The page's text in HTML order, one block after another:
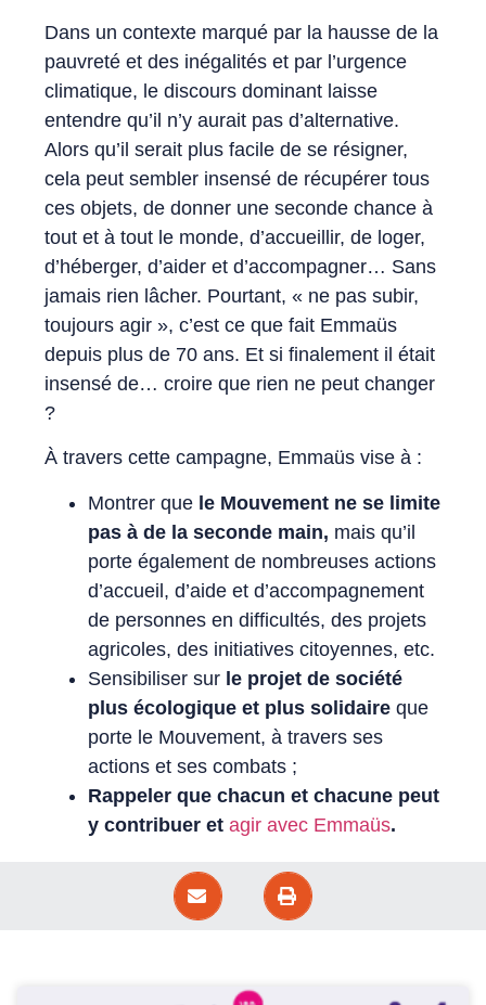
Dans un contexte marqué par la hausse de la
pauvreté et des inégalités et par l’urgence
climatique, le discours dominant laisse
entendre qu’il n’y aurait pas d’alternative.
Alors qu’il serait plus facile de se résigner,
cela peut sembler insensé de récupérer tous
ces objets, de donner une seconde chance à
tout et à tout le monde, d’accueillir, de loger,
d’héberger, d’aider et d’accompagner… Sans
jamais rien lâcher. Pourtant, « ne pas subir,
toujours agir », c’est ce que fait Emmaüs
depuis plus de 70 ans. Et si finalement il était
insensé de… croire que rien ne peut changer
?
À travers cette campagne, Emmaüs vise à :
Montrer que le Mouvement ne se limite
pas à de la seconde main, mais qu’il
porte également de nombreuses actions
d’accueil, d’aide et d’accompagnement
de personnes en difficultés, des projets
agricoles, des initiatives citoyennes, etc.
Sensibiliser surle projet de société
plus écologique et plus solidaireque
porte le Mouvement, à travers ses
actions et ses combats ;
Rappeler que chacun et chacune peut
y contribuer et agir avec Emmaüs.